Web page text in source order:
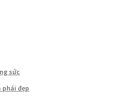
sức
phái đẹp